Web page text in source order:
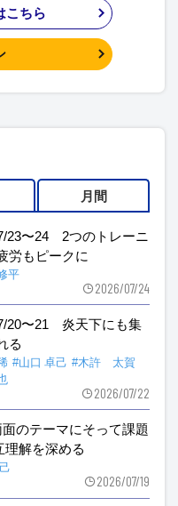
こちら
月間
7/23〜24 2つのトレーニ
労もピークに
平
2026/07/24
7/20〜21 炎天下にも集
る
#山口 卓己 #木許 太賀
2026/07/22
面のテーマにそって課題
理解を深める
2026/07/19